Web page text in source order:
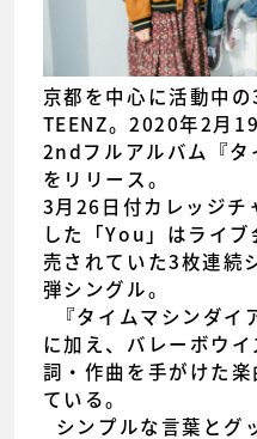
京都を中心に活動中
TEENZ。2020年2月
2ndフルアルバム『タ
をリリース。
3月26日付カレッジチ
した「You」はライ
売されていた3枚連続
弾シングル。
『タイムマシンダ
に加え、バレーボウ
詞・作曲を手がけた
ている。
シンプルな言葉とグ